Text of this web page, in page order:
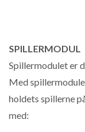
SPILLERMODUL
Spillermodulet er
Med
holdets spillerne
med: